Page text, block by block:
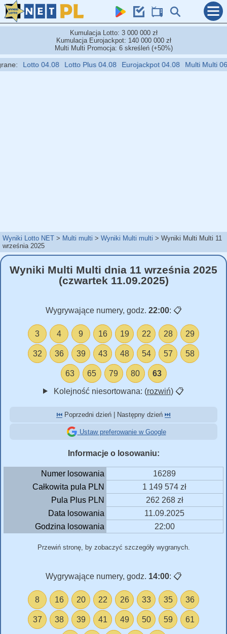
Kumulacja Lotto: 3 000 000 zł
Kumulacja Eurojackpot: 140 000 000 zł
Multi Multi Promocja: 6 skreśleń (+50%)
Lotto 04.08 Lotto Plus 04.08 Eurojackpot 04.08 Multi Multi 06.08
Wyniki Lotto NET Multi multi Wyniki Multi multi
Wyniki Multi Multi 11
września 2025
Wyniki Multi Multi dnia 11 września 2025
(czwartek 11.09.2025)
Wygrywające numery, godz. 22:00: 📋
3 4 9 16 19 22 28 29
32 36 39 43 48 54 57 58
63 65 79 80 63
Kolejność niesortowana: (rozwiń) 📋
⏮️ Poprzedni dzień | Następny dzień ⏭️
Ustaw preferowanie w Google
Informacje o losowaniu:
Numer losowania
16289
Całkowita pula PLN
1 149 574 zł
Pula Plus PLN
262 268 zł
Data losowania
11.09.2025
Godzina losowania
22:00
Przewiń stronę, by zobaczyć szczegóły wygranych.
Wygrywające numery, godz. 14:00: 📋
8 16 20 22 26 33 35 36
37 38 39 41 49 50 59 61